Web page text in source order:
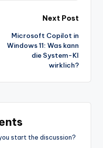
Next Post
Microsoft Copilot in
Windows 11: Was kann
die System-KI
wirklich?
start the discussion?